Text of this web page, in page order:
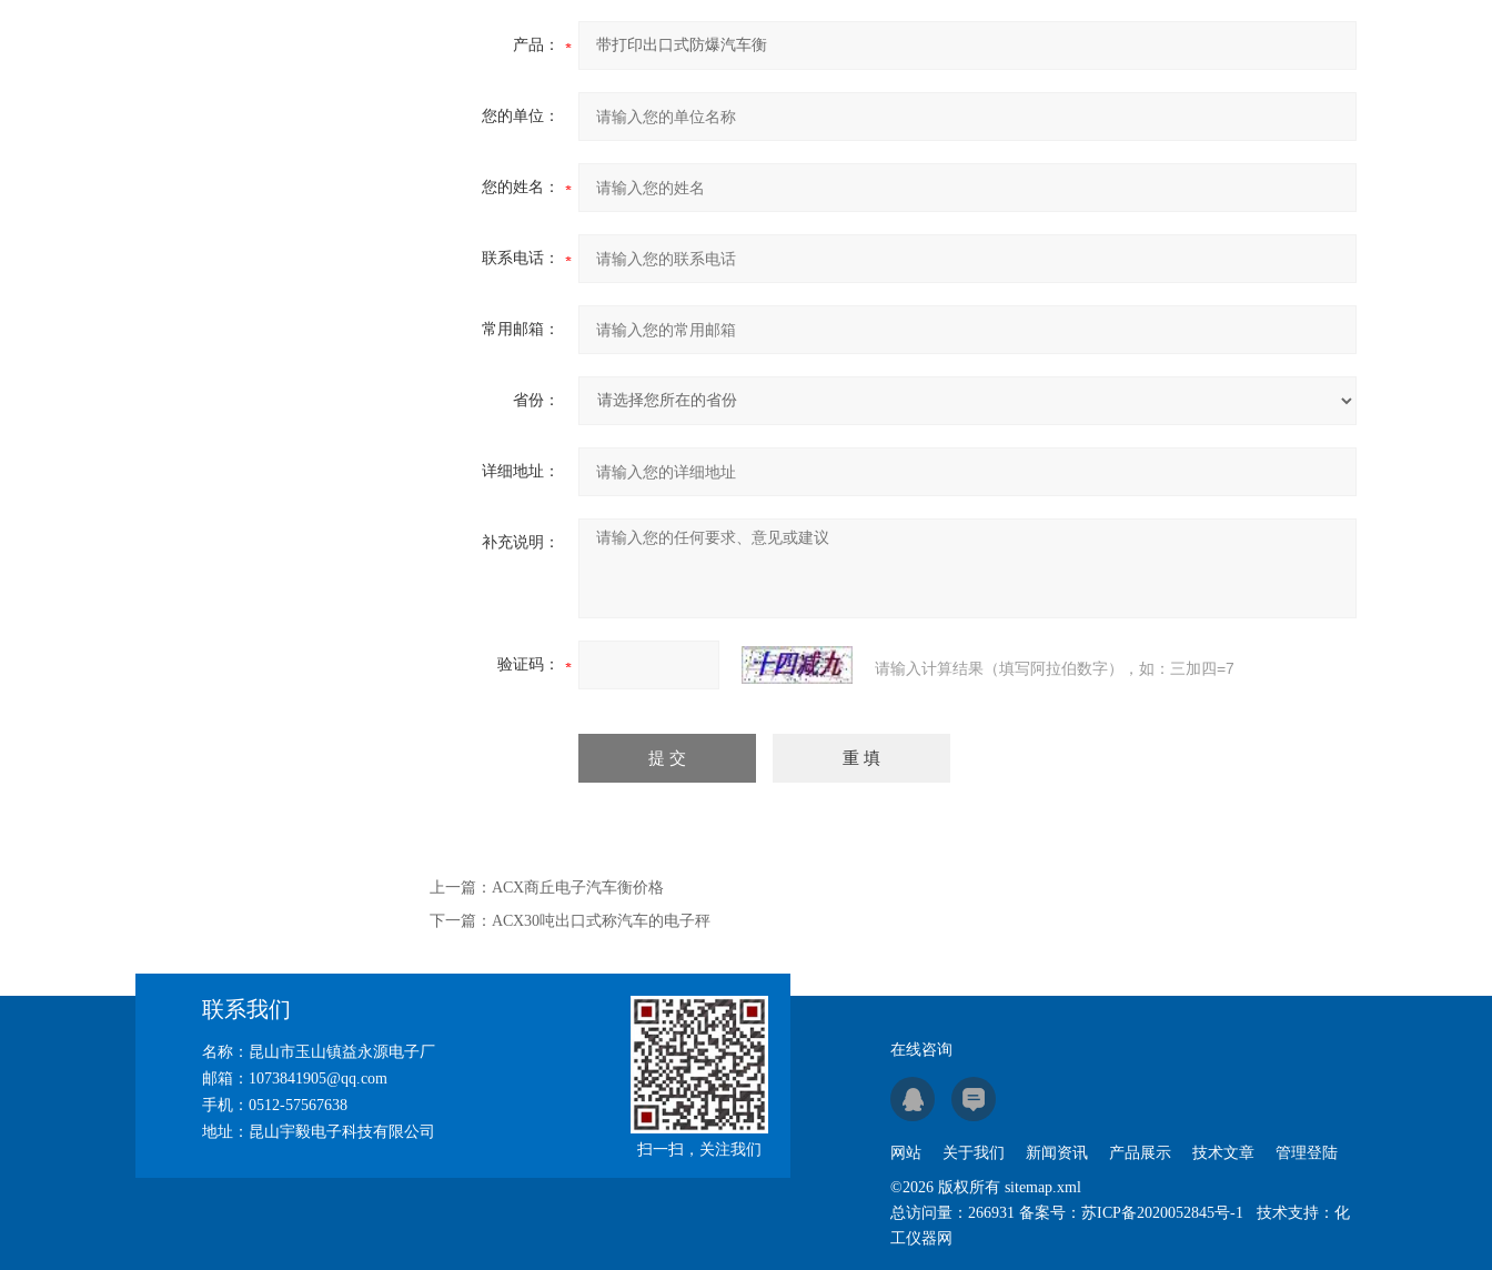
产品：
您的单位：
您的姓名：
联系电话：
常用邮箱：
省份：
详细地址：
补充说明：
验证码： 请输入计算结果（填写阿拉伯数字），如：三加四=7
上一篇： ACX商丘电子汽车衡价格
下一篇： ACX30吨出口式称汽车的电子秤
联系我们
名称：昆山市玉山镇益永源电子厂
邮箱：1073841905@qq.com
手机：0512-57567638
地址：昆山宇毅电子科技有限公司
扫一扫，关注我们
在线咨询
网站 关于我们 新闻资讯 产品展示 技术文章 管理登陆
©2026 版权所有 sitemap.xml
总访问量： 266931 备案号：苏ICP备2020052845号-1 技术支持： 化
工仪器网